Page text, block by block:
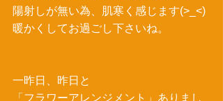
陽射しが無い為、肌寒く感じます(>_<)
暖かくしてお過ごし下さいね。
一昨日、昨日と
「フラワーアレンジメント」ありまし